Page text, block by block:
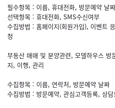
필수항목 : 이름, 휴대전화, 방문예약 날짜
선택항목 : 휴대전화, SMS수신여부
수집방법 : 홈페이지(회원가입), 이벤트
청
부동산 매매 및 분양관련, 모델하우스
지, 이행, 관리
수집항목 : 이름, 연락처, 방문예약 날짜
수집방법 : 방문예약, 관심고객등록, 상